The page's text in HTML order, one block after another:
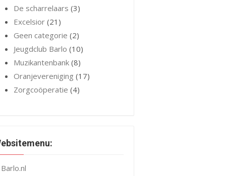
De scharrelaars (3)
Excelsior (21)
Geen categorie (2)
Jeugdclub Barlo (10)
Muzikantenbank (8)
Oranjevereniging (17)
Zorgcoöperatie (4)
Barlo.nl